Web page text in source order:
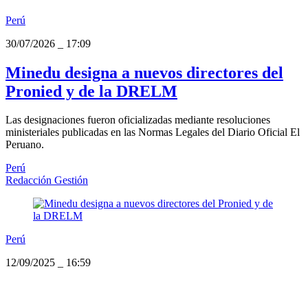
Perú
30/07/2026
17:09
Minedu designa a nuevos directores del
Pronied y de la DRELM
Las designaciones fueron oficializadas mediante resoluciones
ministeriales publicadas en las Normas Legales del Diario Oficial El
Peruano.
Perú
Redacción Gestión
Perú
12/09/2025
16:59